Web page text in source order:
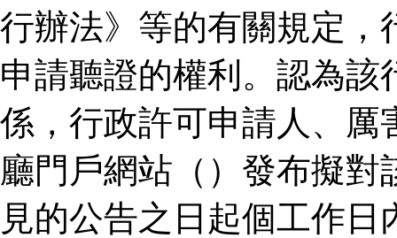
行辦法》等的有關規定，
申請聽證的權利。認為
係，行政許可申請人、厲
廳門戶網站（）發布擬
見的公告之日起個工作